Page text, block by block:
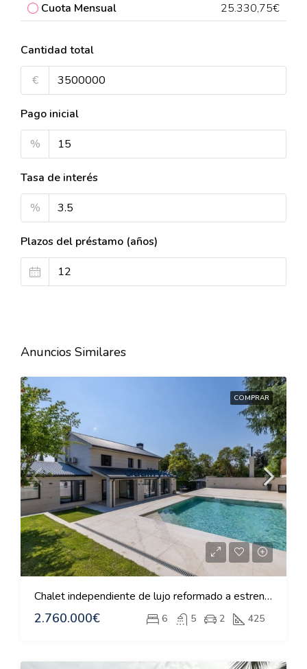
Cuota Mensual
25.330,75€
Cantidad total
€
Pago inicial
%
Tasa de interés
%
Plazos del préstamo (años)
Anuncios Similares
COMPRAR
Chalet independiente de lujo reformado a estrenar en Monteclaro
2.760.000€ 6 5 2 425